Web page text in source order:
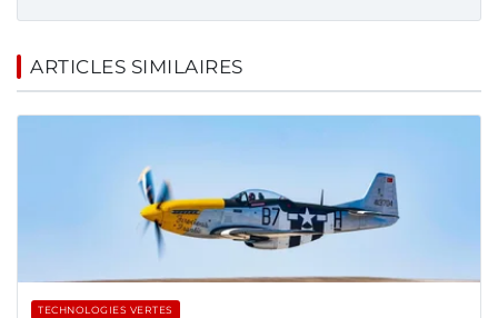
ARTICLES SIMILAIRES
TECHNOLOGIES VERTES